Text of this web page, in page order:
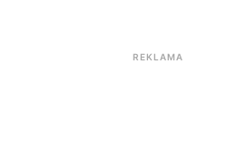
REKLAMA